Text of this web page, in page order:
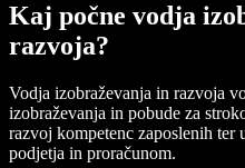
Kaj počne vodja
razvoja?
Vodja izobraževanja in razvoja
izobraževanja in pobude za
razvoj kompetenc zaposlenih ter
podjetja in proračunom.